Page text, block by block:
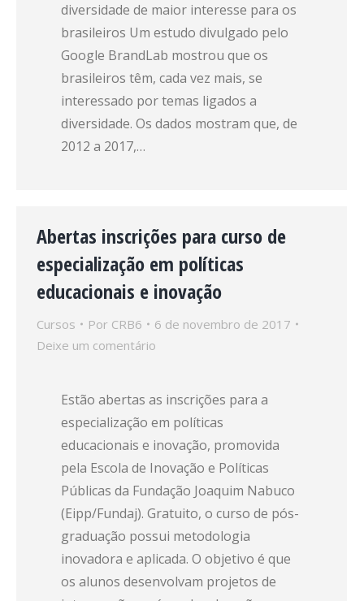
diversidade de maior interesse para os
brasileiros Um estudo divulgado pelo
Google BrandLab mostrou que os
brasileiros têm, cada vez mais, se
interessado por temas ligados a
diversidade. Os dados mostram que, de
2012 a 2017,…
Abertas inscrições para curso de
especialização em políticas
educacionais e inovação
Cursos Por CRB6
6 de novembro de 2017
Deixe um comentário
Estão abertas as inscrições para a
especialização em políticas
educacionais e inovação, promovida
pela Escola de Inovação e Políticas
Públicas da Fundação Joaquim Nabuco
(Eipp/Fundaj). Gratuito, o curso de pós-
graduação possui metodologia
inovadora e aplicada. O objetivo é que
os alunos desenvolvam projetos de